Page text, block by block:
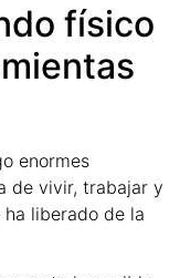
físico
enormes
de vivir, trabajar y
ha liberado de la